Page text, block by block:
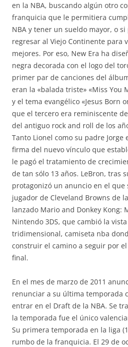
en la NBA, buscando algún otro
franquicia que le permitiera
NBA y tener un sueldo mayor, o
regresar al Viejo Continente para
mejores. Por eso, New Era ha
negra decorada con el logo del
primer par de canciones del
eran la «balada triste» «Miss You
y el tema evangélico «Jesus Born
que el tercero era reminiscente
del antiguo rock and roll de los
Tanto Lionel como su padre Jorge
firma del nuevo vínculo que
le pagó el tratamiento de
de tan sólo 13 años. LeBron, tras
protagonizó un anuncio en el que
jugador de Cleveland Browns de
lanzado Mario and Donkey Kong:
Nintendo 3DS, que cambió la
tridimensional, camiseta nba
construir el camino a seguir por
final.
En el mes de marzo de 2011
renunciar a su última temporada
entrar en el Draft de la NBA. Se
la temporada fue el único
Su primera temporada en la liga
rumbo de la franquicia. El 29 de